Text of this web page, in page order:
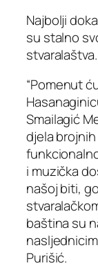
Najbolji
su stalno
stvaralaštva.
“Pomenut
Smailagić
djela brojnih
i muzička
našoj biti,
baština su
Purišić.